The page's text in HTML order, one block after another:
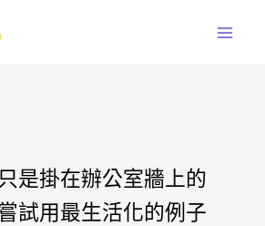
是掛在辦公室牆上的
試用最生活化的例子